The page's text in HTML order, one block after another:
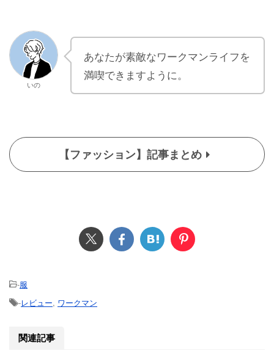
いの
あなたが素敵なワークマンライフを
満喫できますように。
【ファッション】記事まとめ
-服
-レビュー, ワークマン
関連記事